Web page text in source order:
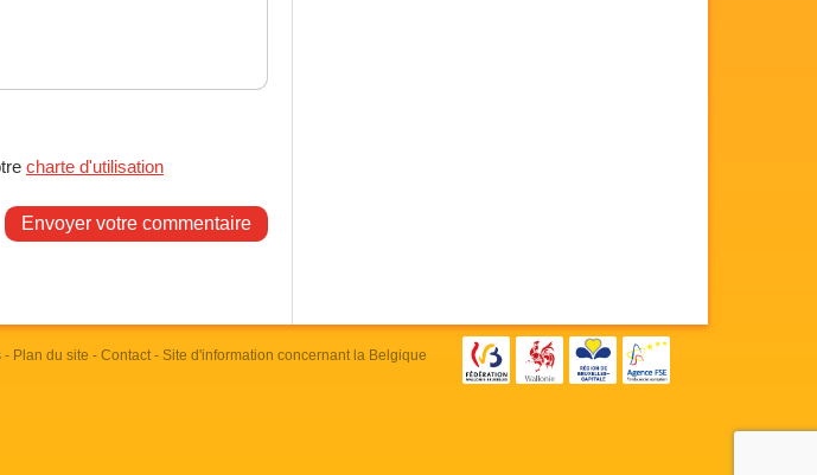
charte d'utilisation
Envoyer votre commentaire
- Plan du site - Contact - Site d'information concernant la Belgique